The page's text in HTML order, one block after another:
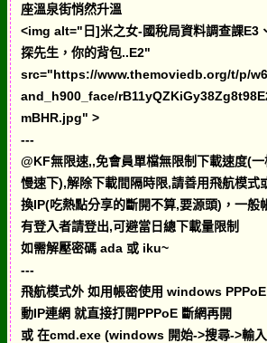
座溫泉街悄然升溫
<img alt="日]米之女-國稅局資料調查課E3
探先生，你的背包..E2"
src="https://www.themoviedb.org/t/p/
and_h900_face/
mBHR.jpg" >
---
@KF無限速,,免會員單檔無限制下載速度(一
慢速下),解除下載間隔時限,請善用飛航模式
換IP(吃熱點分享的斷開不算,要源頭)，一般
有登入者請登出,可避當日總下載量限制
如需解壓密碼 ada 或 iku~
---
飛航模式外 如用帳密使用 windows
動IP連網 就直接打開PPPoE 斷網再開
或 在cmd.exe (windows 開始->搜尋->輸入